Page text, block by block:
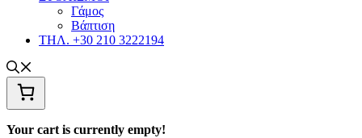
Γάμος
Βάπτιση
ΤΗΛ. +30 210 3222194
Your cart is currently empty!